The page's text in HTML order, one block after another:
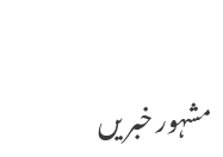
مشہور خبریں